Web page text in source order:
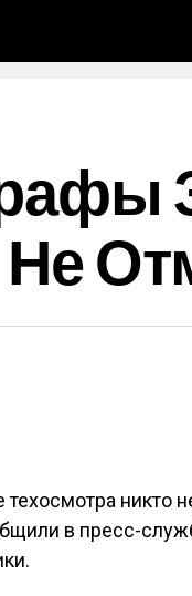
Не
никто
в пресс-